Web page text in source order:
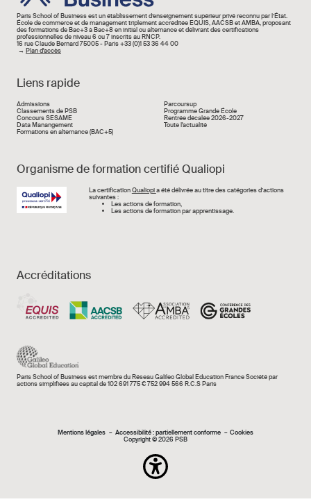
Paris School of Business est un établissement d’enseignement supérieur privé reconnu par l’État.
École de commerce et de management triplement accréditée EQUIS, AACSB et AMBA, proposant
des formations de Bac+3 à Bac+8 en initial ou alternance et délivrant des certifications
professionnelles de niveau 6 ou 7 inscrits au RNCP.
16 rue Claude Bernard 75005 - Paris +33 (0)1 53 36 44 00
→ Plan d'accès
Liens rapide
Liens rapide
Admissions
Classements de PSB
Concours SESAME
Data Manangement
Formations en alternance (BAC+5)
Parcoursup
Programme Grande École
Rentrée décalée 2026-2027
Toute l'actualité
Organisme de formation certifié Qualiopi
Image La certificationQualiopia été délivrée au titre des catégories d’actions
suivantes :
Les actions de formation,
Les actions de formation par apprentissage.
Accréditations
Paris School of Business est membre du Réseau Galileo Global Education France Société par
actions simplifiées au capital de 102 691 775 € 752 994 566 R.C.S Paris
Mentions légales
Mentions légales Accessibilité : partiellement conforme
Cookies
Copyright © 2026 PSB